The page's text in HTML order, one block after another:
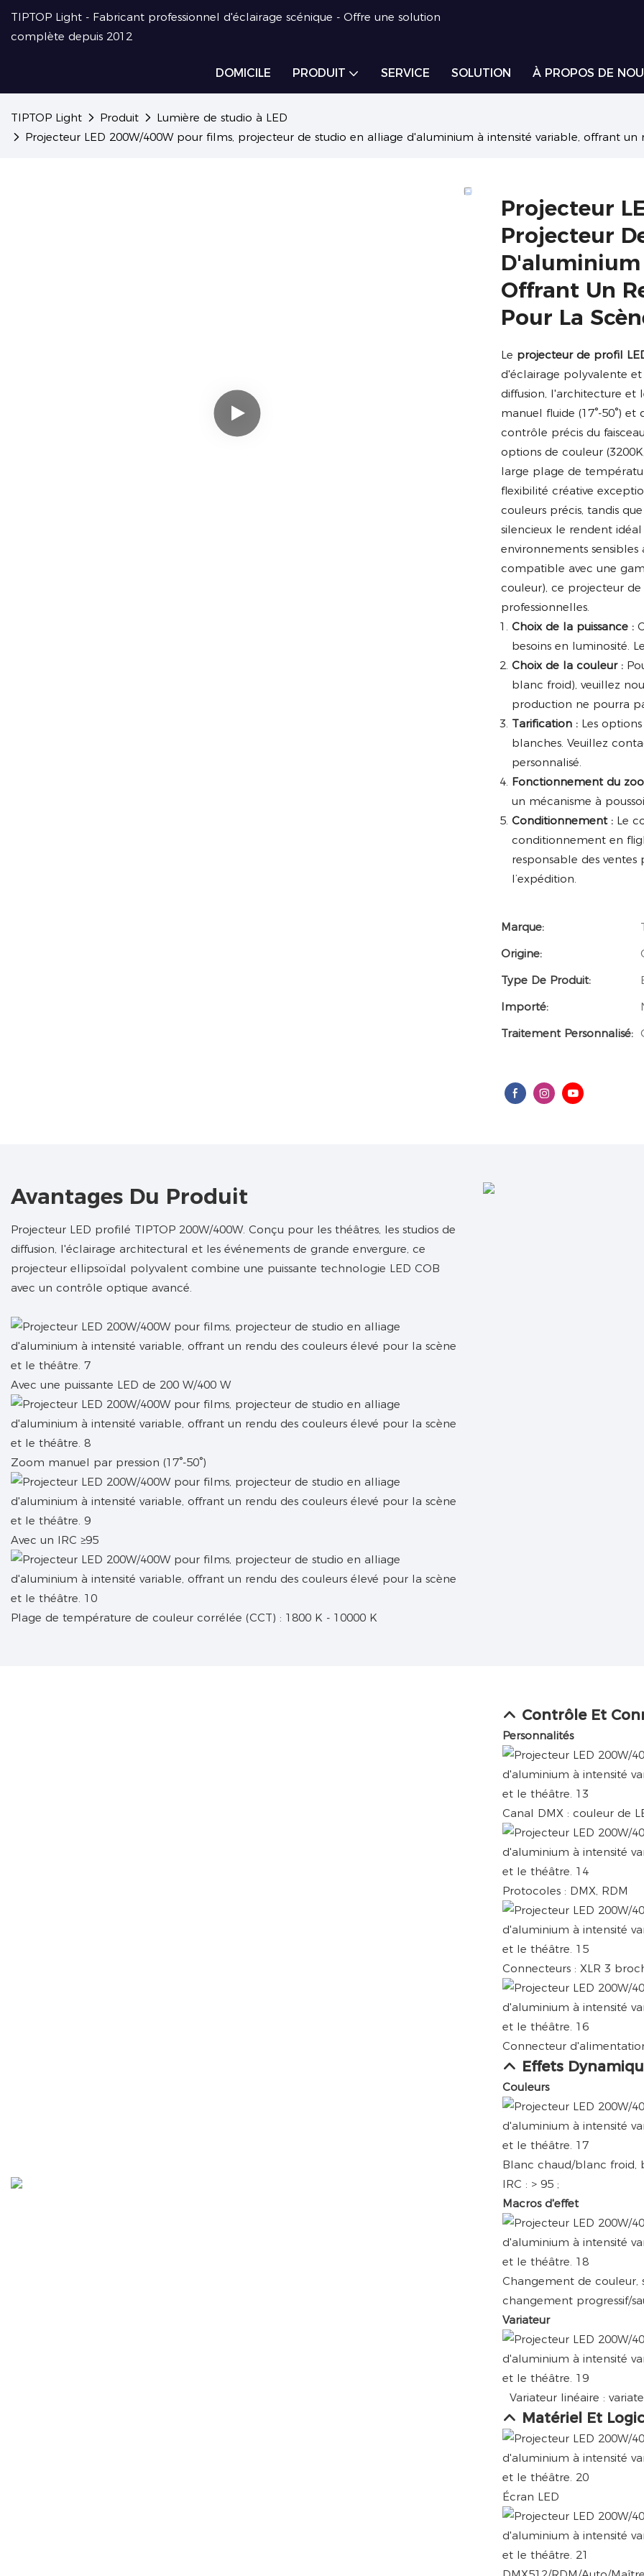
TIPTOP Light - Fabricant professionnel d'éclairage scénique - Offre une solution
complète depuis 2012
DOMICILE PRODUIT SERVICE SOLUTION À PROPOS DE
TIPTOP Light Produit
Lumière de studio à LED
Projecteur LED 200W/400W pour films, projecteur de studio en alliage d'aluminium à intensité variable, offrant
Projecteur
Projecteur
Offrant Un
Pour La
Le projecteur de profil
d'éclairage polyvalente
diffusion, l'architecture et
manuel fluide (17°-50°)
contrôle précis du
options de couleur
large plage de
flexibilité créative
couleurs précis, tandis
silencieux le rendent
environnements
compatible avec une
couleur), ce projecteur
professionnelles.
Choix de la puissance :
besoins en luminosité.
Choix de la couleur :
blanc froid), veuillez
production ne pourra
Tarification : Les
blanches. Veuillez
personnalisé.
Fonctionnement du
un mécanisme à
Conditionnement : Le
conditionnement en
responsable des
l’expédition.
Marque:
Origine:
Type De Produit:
Importé:
Traitement Personnalisé:
Avantages Du Produit
Projecteur LED profilé TIPTOP 200W/400W. Conçu pour les théâtres, les studios de
diffusion, l'éclairage architectural et les événements de grande envergure, ce
projecteur ellipsoïdal polyvalent combine une puissante technologie LED COB
avec un contrôle optique avancé.
Avec une puissante LED de 200 W/400 W
Zoom manuel par pression (17°-50°)
Avec un IRC ≥95
Plage de température de couleur corrélée (CCT) : 1800 K - 10000 K
Contrôle Et
Personnalités
Canal DMX : couleur de
Protocoles : DMX, RDM
Connecteurs : XLR 3
Connecteur
Effets
Couleurs
Blanc chaud/blanc froid,
IRC : > 95 ;
Macros d'effet
Changement de couleur,
changement progressif/
Variateur
Variateur linéaire :
Matériel Et
Écran LED